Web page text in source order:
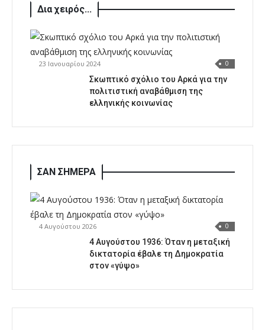
Δια χειρός...
23 Ιανουαρίου 2024 0
Σκωπτικό σχόλιο του Αρκά για την
πολιτιστική αναβάθμιση της
ελληνικής κοινωνίας
ΣΑΝ ΣΗΜΕΡΑ
4 Αυγούστου 2026 0
4 Αυγούστου 1936: Όταν η μεταξική
δικτατορία έβαλε τη Δημοκρατία
στον «γύψο»